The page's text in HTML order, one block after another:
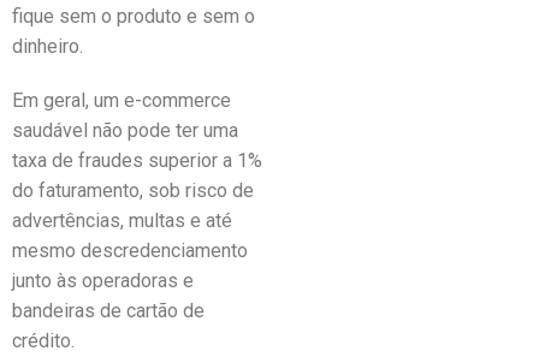
fique sem o produto e sem o
dinheiro.
Em geral, um e-commerce
saudável não pode ter uma
taxa de fraudes superior a 1%
do faturamento, sob risco de
advertências, multas e até
mesmo descredenciamento
junto às operadoras e
bandeiras de cartão de
crédito.